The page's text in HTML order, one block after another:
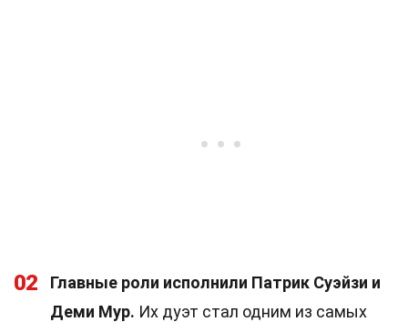
02
Главные роли исполнили Патрик Суэйзи и
Деми Мур. Их дуэт стал одним из самых